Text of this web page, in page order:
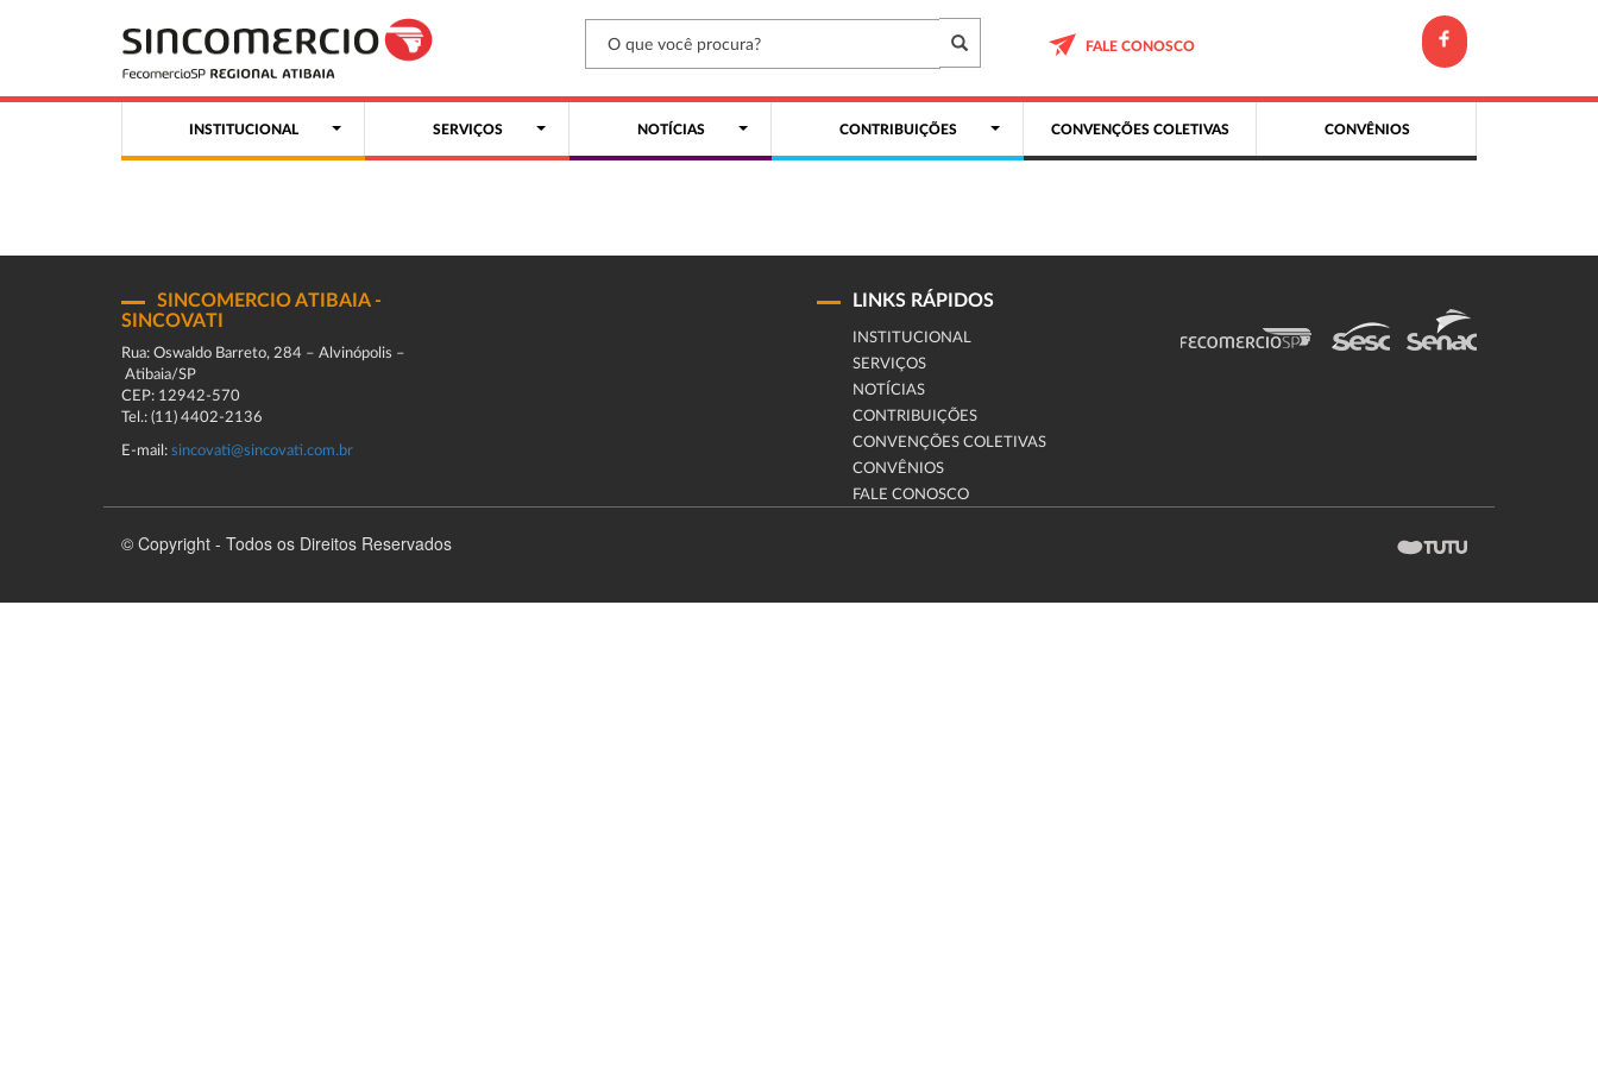
FALE CONOSCO
INSTITUCIONAL SERVIÇOS NOTÍCIAS CONTRIBUIÇÕES CONVENÇÕES COLETIVAS CONVÊNIOS
SINCOMERCIO ATIBAIA -
SINCOVATI
Rua: Oswaldo Barreto, 284 – Alvinópolis –
Atibaia/SP
CEP: 12942-570
Tel.: (11) 4402-2136
E-mail: sincovati@sincovati.com.br
LINKS RÁPIDOS
INSTITUCIONAL
SERVIÇOS
NOTÍCIAS
CONTRIBUIÇÕES
CONVENÇÕES COLETIVAS
CONVÊNIOS
FALE CONOSCO
© Copyright - Todos os Direitos Reservados